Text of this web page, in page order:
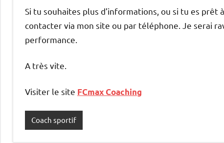
Si tu souhaites plus d’informations, ou si tu es prêt
contacter via mon site ou par téléphone. Je serai
performance.
A très vite.
Visiter le site FCmax Coaching
Coach sportif